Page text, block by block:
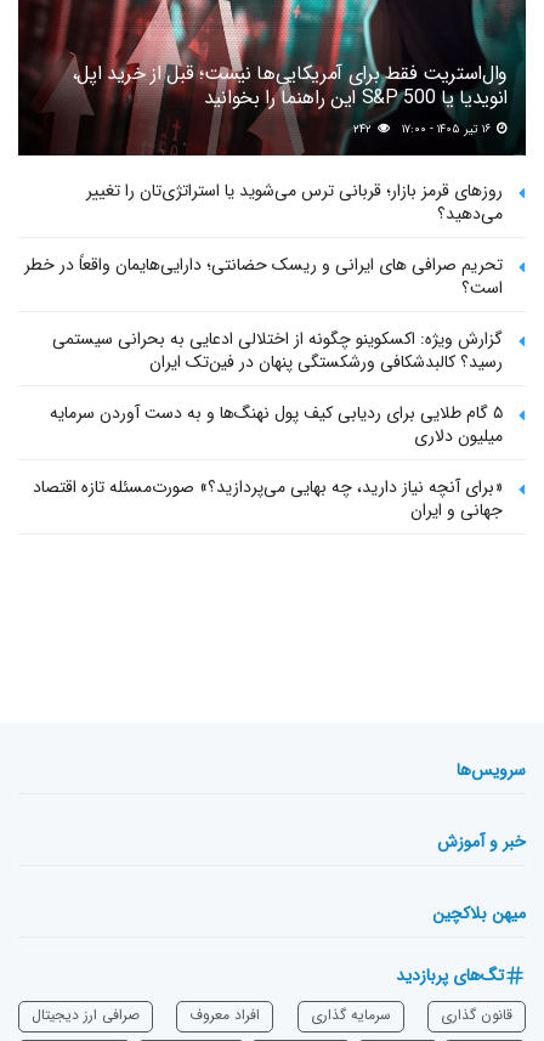
وال‌استریت فقط برای آمریکایی‌ها نیست؛ قبل از خرید اپل،
انویدیا یا S&P 500 این راهنما را بخوانید
۲۴۲
روزهای قرمز بازار؛ قربانی ترس می‌شوید یا استراتژی‌تان را تغییر
می‌دهید؟
تحریم صرافی های ایرانی و ریسک حضانتی؛ دارایی‌هایمان واقعاً در خطر
است؟
گزارش ویژه: اکسکوینو چگونه از اختلالی ادعایی به بحرانی سیستمی
رسید؟ کالبدشکافی ورشکستگی پنهان در فین‌تک ایران
۵ گام طلایی برای ردیابی کیف پول‌ نهنگ‌ها و به دست آوردن سرمایه
میلیون دلاری
«برای آنچه نیاز دارید، چه بهایی می‌پردازید؟» صورت‌مسئله تازه اقتصاد
جهانی و ایران
سرویس‌ها
خبر و آموزش
میهن بلاکچین
تگ‌های پربازدید
قانون گذاری سرمایه‌ گذاری افراد معروف
صرافی ارز دیجیتال